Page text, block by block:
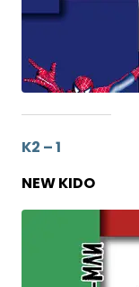
K2 – 1
NEW KIDO